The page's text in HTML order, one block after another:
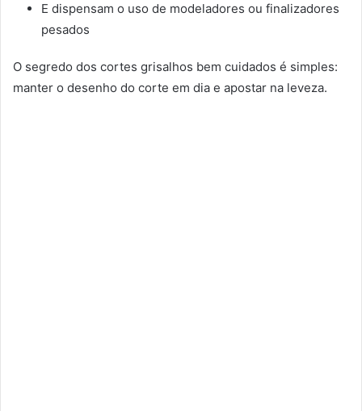
E dispensam o uso de modeladores ou finalizadores
pesados
O segredo dos cortes grisalhos bem cuidados é simples:
manter o desenho do corte em dia e apostar na leveza.